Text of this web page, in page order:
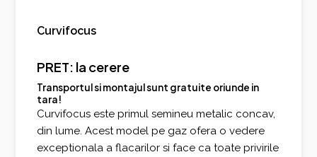
Curvifocus
PRET: la cerere
Transportul si montajul sunt gratuite oriunde in
tara!
Curvifocus este primul semineu metalic concav,
din lume. Acest model pe gaz ofera o vedere
exceptionala a flacarilor si face ca toate privirile